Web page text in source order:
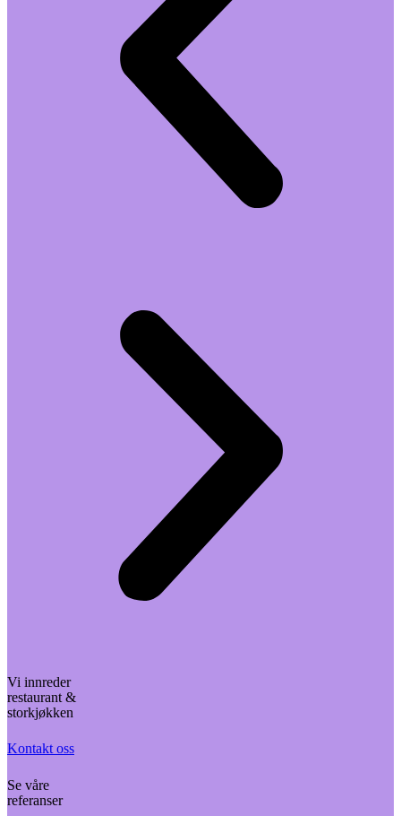
Vi innreder
restaurant &
storkjøkken
Kontakt oss
Se våre
referanser